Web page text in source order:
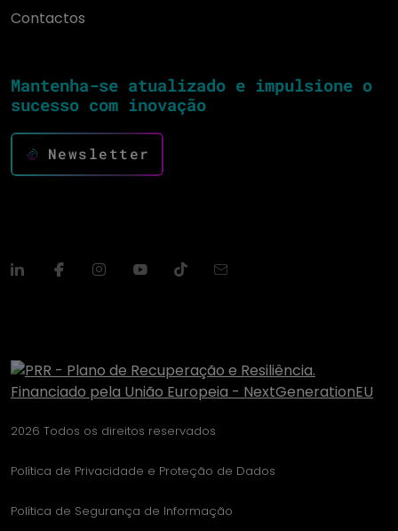
Contactos
Mantenha-se atualizado e impulsione o
sucesso com inovação
Newsletter
2026 Todos os direitos reservados
Política de Privacidade e Proteção de Dados
Política de Segurança de Informação